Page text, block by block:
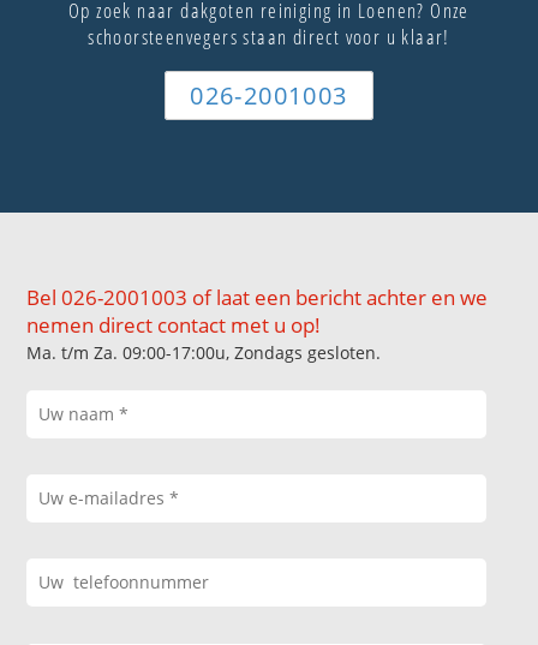
Op zoek naar dakgoten reiniging in Loenen? Onze
schoorsteenvegers staan direct voor u klaar!
026-2001003
Bel 026-2001003 of laat een bericht achter en we
nemen direct contact met u op!
Ma. t/m Za. 09:00-17:00u, Zondags gesloten.